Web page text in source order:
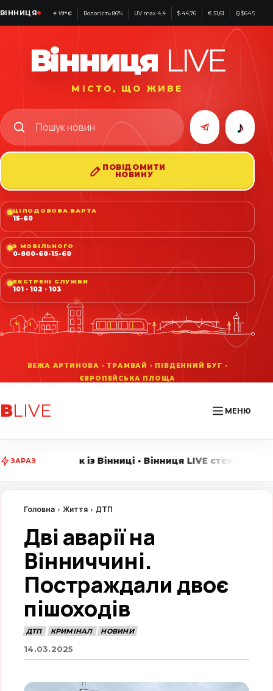
ВІННИЦЯ ☀17°C Вологість 86% UV max 4,4 $ 44,76 € 51,61 ₿ $64 990
Вінниця LIVE
МІСТО, ЩО ЖИВЕ
♪
ПОВІДОМИТИ
НОВИНУ
ЦІЛОДОБОВА ВАРТА
15-60
З МОБІЛЬНОГО
0-800-60-15-60
ЕКСТРЕНІ СЛУЖБИ
101 · 102 · 103
ВLIVE МЕНЮ
ЗАРАЗ • Вінниця LIVE стежить за головними
Головна Життя ДТП
Дві аварії на
Вінниччині.
Постраждали двоє
пішоходів
ДТП КРИМІНАЛ НОВИНИ
14.03.2025